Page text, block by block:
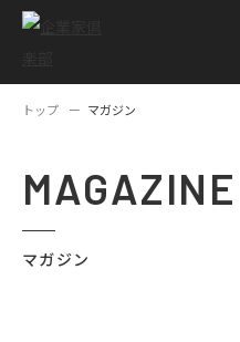
トップ マガジン
MAGAZINE
マガジン